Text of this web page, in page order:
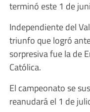
terminó este 1 de
Independiente del
triunfo que logró
sorpresiva fue la de
Católica.
El campeonato se
reanudará el 1 de